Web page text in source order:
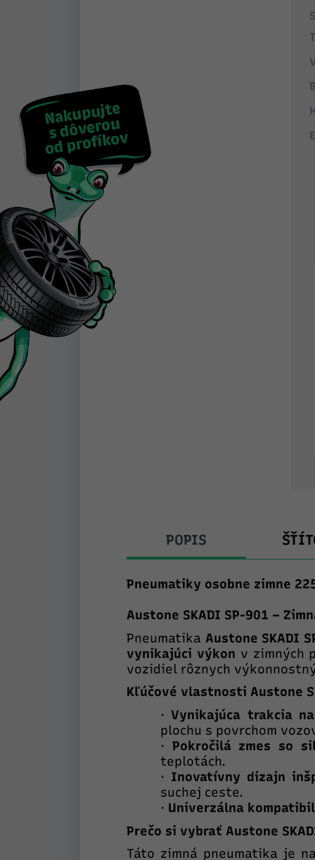
POPIS
Pneumatiky osobne zimne
Austone SKADI SP-901 –
Pneumatika Austone SKADI
vynikajúci výkon v zimných
vozidiel rôznych
Kľúčové vlastnosti Austone
· Vynikajúca trakcia
plochu s povrchom
· Pokročilá zmes so
teplotách.
· Inovatívny dizajn
suchej ceste.
· Univerzálna
Prečo si vybrať Austone
Táto zimná pneumatika je